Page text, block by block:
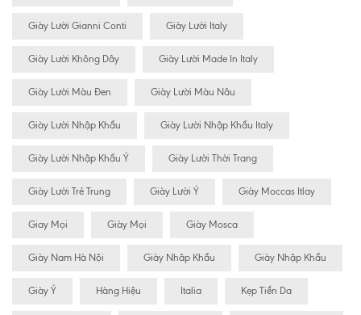
Giày Lười Gianni Conti Giày Lười Italy
Giày Lười Không Dây Giày Lười Made In Italy
Giày Lười Màu Đen Giày Lười Màu Nâu
Giày Lười Nhập Khẩu Giày Lười Nhập Khẩu Italy
Giày Lười Nhập Khẩu Ý Giày Lười Thời Trang
Giày Lười Trẻ Trung Giày Lười Ý Giày Moccas Itlay
Giay Mọi Giày Mọi Giày Mosca
Giày Nam Hà Nội Giày Nhâp Khẩu Giày Nhập Khẩu
Giày Ý Hàng Hiệu Italia Kẹp Tiền Da